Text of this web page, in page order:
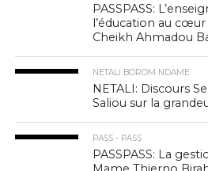
PASSPASS:
l’éducation au
Cheikh Ahmadou
NETALI BOROM NDAME
NETALI: Discours
Saliou sur la
PASS - PASS
PASSPASS: La